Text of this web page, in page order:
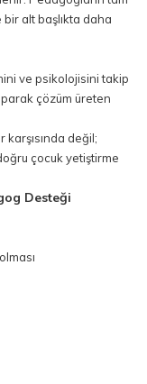
bir alt başlıkta daha
ve psikolojisini takip
çözüm üreten
değil;
çocuk yetiştirme
Desteği